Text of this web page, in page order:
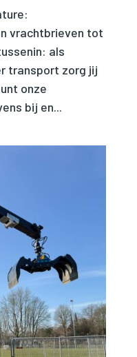
vrachtbrieven tot
als
transport zorg jij
onze
bij en...